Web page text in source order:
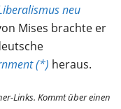
neu
Mises brachte er
(*) heraus.
Links. Kommt über einen